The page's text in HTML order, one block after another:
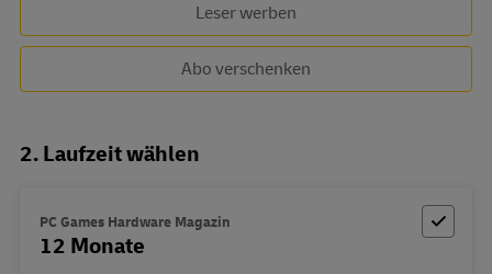
Leser werben
Abo verschenken
2. Laufzeit wählen
PC Games Hardware Magazin
12 Monate